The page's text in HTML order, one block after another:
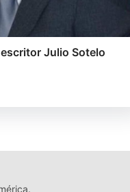
Julio Sotelo